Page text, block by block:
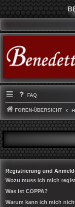
FAQ
FOREN-ÜBERSICHT
Registrierung und
Wozu muss ich mich
Was ist COPPA?
Warum kann ich mich